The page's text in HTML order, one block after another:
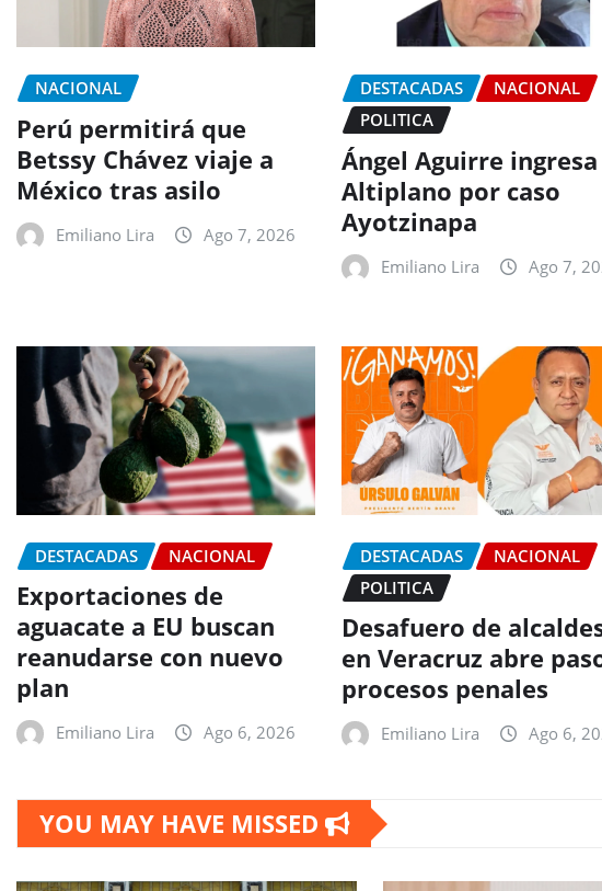
NACIONAL
Perú permitirá que
Betssy Chávez viaje a
México tras asilo
Emiliano Lira Ago 7, 2026
DESTACADAS
NACIONAL
POLITICA
Ángel Aguirre
Altiplano por caso
Ayotzinapa
Emiliano Lira Ago 7,
DESTACADAS NACIONAL
Exportaciones de
aguacate a EU buscan
reanudarse con nuevo
plan
Emiliano Lira Ago 6, 2026
DESTACADAS
NACIONAL
POLITICA
Desafuero de
en Veracruz abre
procesos penales
Emiliano Lira Ago 6,
YOU MAY HAVE MISSED